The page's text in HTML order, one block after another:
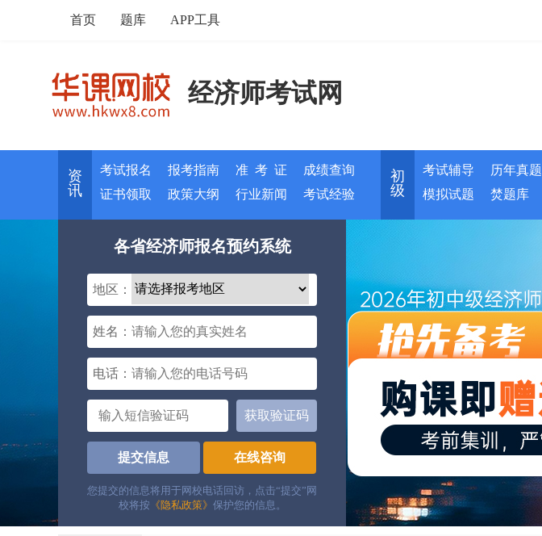
首页 题库 APP工具
经济师考试网
资
讯
考试报名 报考指南 准 考 证
成绩查询
证书领取
政策大纲 行业新闻 考试经验
初
级
考试辅导
历年真题
模拟试题
焚题库
各省经济师报名预约系统
地区：
姓名：
电话：
获取验证码
提交信息 在线咨询
您提交的信息将用于网校电话回访，点击“提交”网
校将按 《隐私政策》 保护您的信息。